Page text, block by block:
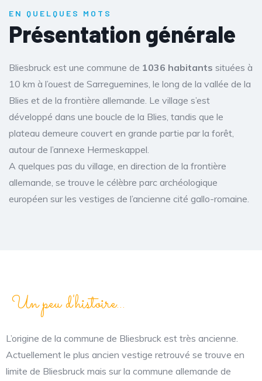
EN QUELQUES MOTS
Présentation générale
Bliesbruck est une commune de 1036 habitants situées à
10 km à l’ouest de Sarreguemines, le long de la vallée de la
Blies et de la frontière allemande. Le village s’est
développé dans une boucle de la Blies, tandis que le
plateau demeure couvert en grande partie par la forêt,
autour de l’annexe Hermeskappel.
A quelques pas du village, en direction de la frontière
allemande, se trouve le célèbre parc archéologique
européen sur les vestiges de l’ancienne cité gallo-romaine.
Un peu d'histoire...
L’origine de la commune de Bliesbruck est très ancienne.
Actuellement le plus ancien vestige retrouvé se trouve en
limite de Bliesbruck mais sur la commune allemande de